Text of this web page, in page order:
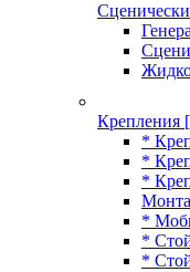
Крепления
*
*
*
*
*
*